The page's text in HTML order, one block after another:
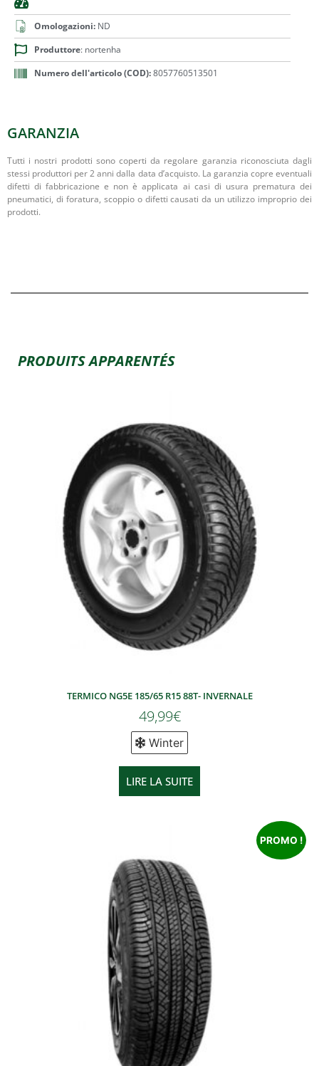
Omologazioni:ND
Produttore: nortenha
Numero dell'articolo (COD):8057760513501
GARANZIA
Tutti i nostri prodotti sono coperti da regolare garanzia riconosciuta dagli
stessi produttori per 2 anni dalla data d’acquisto. La garanzia copre eventuali
difetti di fabbricazione e non è applicata ai casi di usura prematura dei
pneumatici, di foratura, scoppio o difetti causati da un utilizzo improprio dei
prodotti.
PRODUITS APPARENTÉS
TERMICO NG5E 185/65 R15 88T- INVERNALE
49,99€
Winter
LIRE LA SUITE
PROMO !